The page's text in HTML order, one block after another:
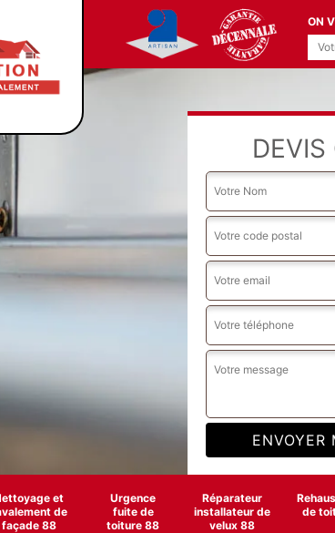
ON
DEVIS
et
de
façade 88
Urgence
fuite de
toiture 88
Réparateur
installateur de
velux 88
de